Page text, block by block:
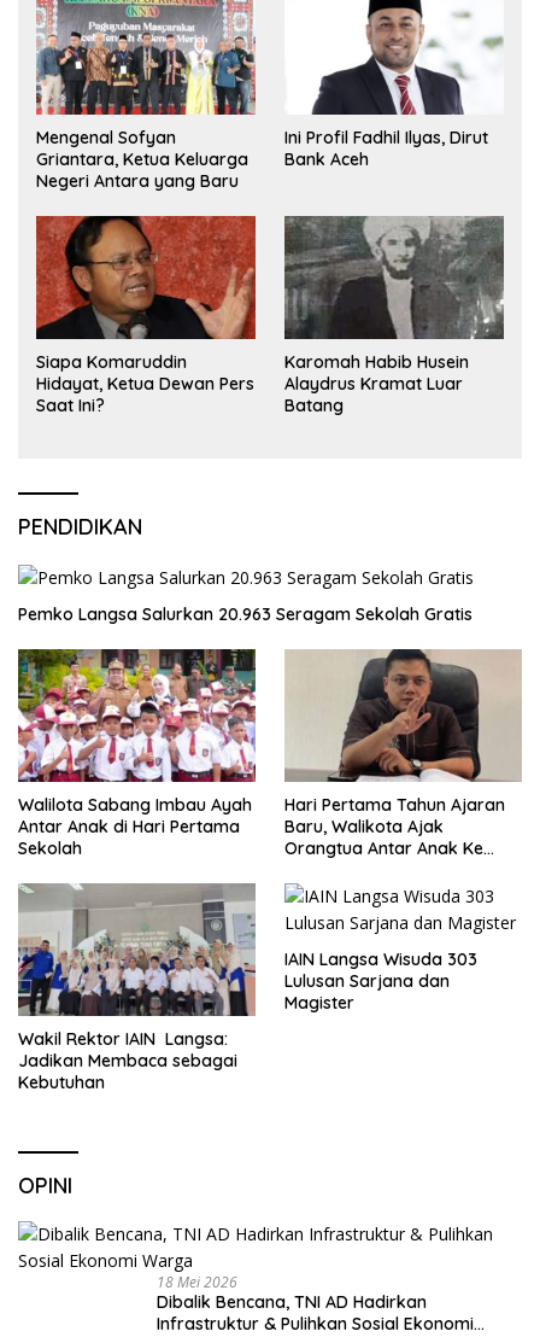
Mengenal Sofyan
Griantara, Ketua Keluarga
Negeri Antara yang Baru
Ini Profil Fadhil Ilyas, Dirut
Bank Aceh
Siapa Komaruddin
Hidayat, Ketua Dewan Pers
Saat Ini?
Karomah Habib Husein
Alaydrus Kramat Luar
Batang
PENDIDIKAN
Pemko Langsa Salurkan 20.963 Seragam Sekolah Gratis
Walilota Sabang Imbau Ayah
Antar Anak di Hari Pertama
Sekolah
Hari Pertama Tahun Ajaran
Baru, Walikota Ajak
Orangtua Antar Anak Ke
Wakil Rektor IAIN Langsa:
Jadikan Membaca sebagai
Kebutuhan
IAIN Langsa Wisuda 303
Lulusan Sarjana dan
Magister
OPINI
18 Mei 2026
Dibalik Bencana, TNI AD Hadirkan
Infrastruktur & Pulihkan Sosial Ekonomi